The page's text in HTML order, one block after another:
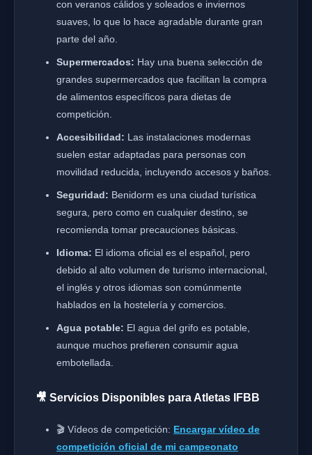
con veranos cálidos y soleados e inviernos
suaves, lo que lo hace agradable durante gran
parte del año.
Supermercados: Hay una buena selección de
grandes supermercados que facilitan la compra
de alimentos específicos para dietas de
competición.
Accesibilidad: Las instalaciones modernas
suelen estar adaptadas para personas con
movilidad reducida, incluyendo accesos y baños.
Seguridad: Benidorm es una ciudad turística
segura, pero como en cualquier destino, se
recomienda tomar precauciones básicas.
Idioma: El idioma oficial es el español, pero
debido al alto volumen de turismo internacional,
el inglés y otros idiomas son comúnmente
hablados en la hostelería y comercios.
Agua potable: El agua del grifo es potable,
aunque muchos prefieren consumir agua
embotellada.
🎥 Servicios Disponibles para Atletas IFBB
🎬 Vídeos de competición: Encargar vídeo de
competición oficial de mi campeonato